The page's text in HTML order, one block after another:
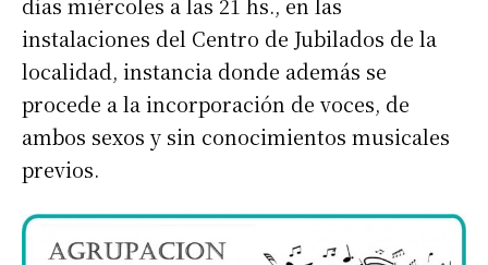
días miércoles a las 21 hs., en las
instalaciones del Centro de Jubilados de la
localidad, instancia donde además se
procede a la incorporación de voces, de
ambos sexos y sin conocimientos musicales
previos.